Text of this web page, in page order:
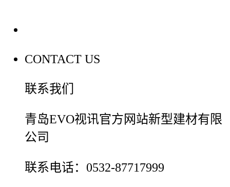
CONTACT US
联系我们
青岛EVO视讯官方网站新型建材有限
公司
联系电话：0532-87717999